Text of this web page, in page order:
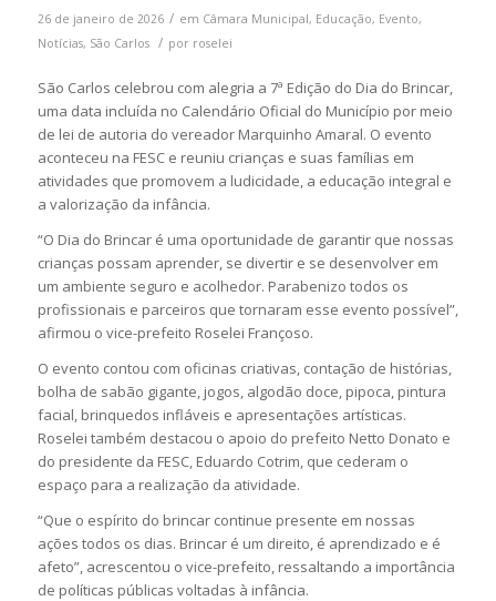
26 de janeiro de 2026 / em Câmara Municipal, Educação, Evento,
Notícias, São Carlos / por roselei
São Carlos celebrou com alegria a 7ª Edição do Dia do Brincar,
uma data incluída no Calendário Oficial do Município por meio
de lei de autoria do vereador Marquinho Amaral. O evento
aconteceu na FESC e reuniu crianças e suas famílias em
atividades que promovem a ludicidade, a educação integral e
a valorização da infância.
“O Dia do Brincar é uma oportunidade de garantir que nossas
crianças possam aprender, se divertir e se desenvolver em
um ambiente seguro e acolhedor. Parabenizo todos os
profissionais e parceiros que tornaram esse evento possível”,
afirmou o vice-prefeito Roselei Françoso.
O evento contou com oficinas criativas, contação de histórias,
bolha de sabão gigante, jogos, algodão doce, pipoca, pintura
facial, brinquedos infláveis e apresentações artísticas.
Roselei também destacou o apoio do prefeito Netto Donato e
do presidente da FESC, Eduardo Cotrim, que cederam o
espaço para a realização da atividade.
“Que o espírito do brincar continue presente em nossas
ações todos os dias. Brincar é um direito, é aprendizado e é
afeto”, acrescentou o vice-prefeito, ressaltando a importância
de políticas públicas voltadas à infância.